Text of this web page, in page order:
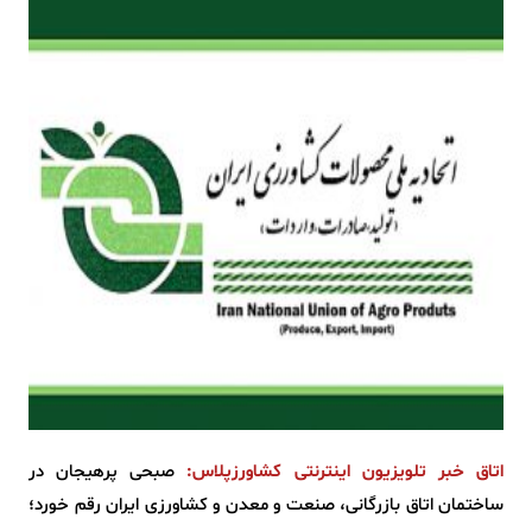
اتاق خبر تلویزیون اینترنتی کشاورزپلاس: صبحی پرهیجان در
ساختمان اتاق بازرگانی، صنعت و معدن و کشاورزی ایران رقم خورد؛